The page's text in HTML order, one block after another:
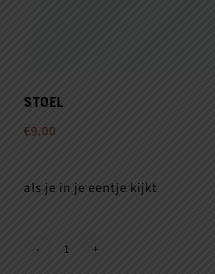
Stoel
€9.00
als je in je eentje kijkt